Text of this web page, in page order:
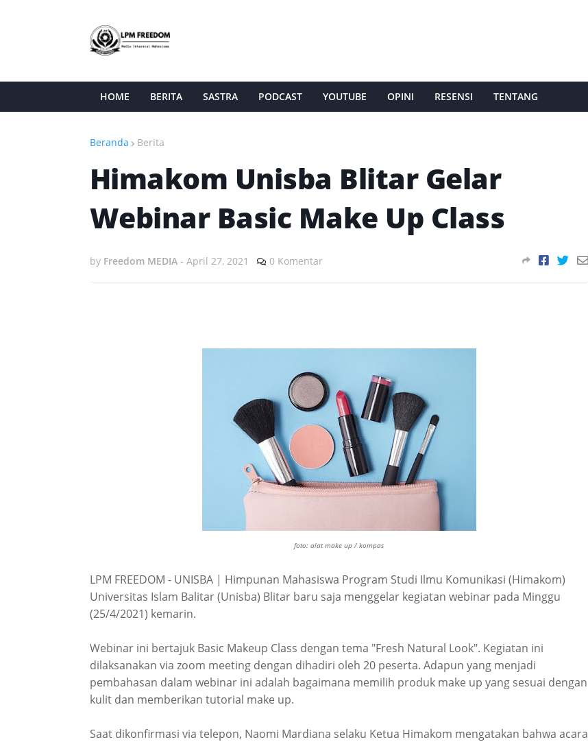
HOME BERITA SASTRA PODCAST YOUTUBE OPINI RESENSI TENTANG
Beranda Berita
Himakom Unisba Blitar Gelar
Webinar Basic Make Up Class
by Freedom MEDIA - April 27, 2021 0 Komentar
foto: alat make up / kompas
LPM FREEDOM - UNISBA | Himpunan Mahasiswa Program Studi Ilmu Komunikasi (Himakom)
Universitas Islam Balitar (Unisba) Blitar baru saja menggelar kegiatan webinar pada Minggu
(25/4/2021) kemarin.
Webinar ini bertajuk Basic Makeup Class dengan tema "Fresh Natural Look". Kegiatan ini
dilaksanakan via zoom meeting dengan dihadiri oleh 20 peserta. Adapun yang menjadi
pembahasan dalam webinar ini adalah bagaimana memilih produk make up yang sesuai dengan
kulit dan memberikan tutorial make up.
Saat dikonfirmasi via telepon, Naomi Mardiana selaku Ketua Himakom mengatakan bahwa acara